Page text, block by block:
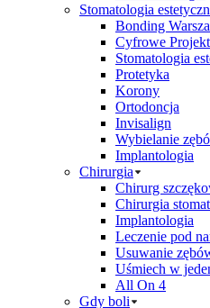
Stomatologia
Bonding
Cyfrowe
Stomatologia
Protetyka
Korony
Ortodoncja
Invisalign
Wybielanie
Implantologia
Chirurgia
Chirurg
Chirurgia
Implantologia
Leczenie pod
Usuwanie
Uśmiech w
All On 4
Gdy boli